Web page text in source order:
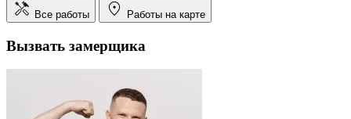
Все работы Работы на карте
Вызвать замерщика